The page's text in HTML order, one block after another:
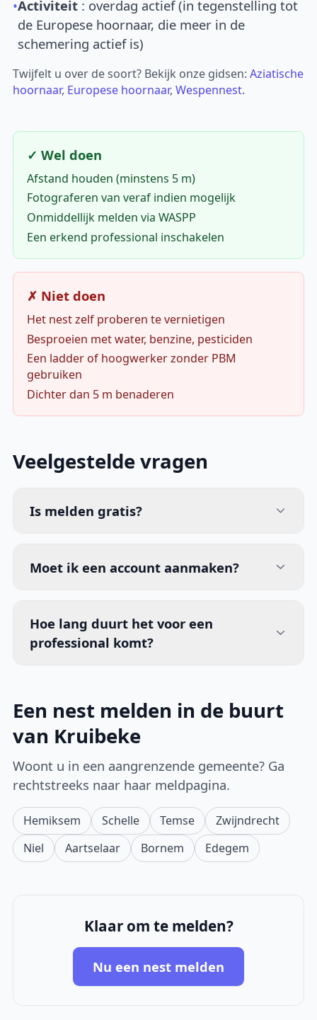
•Activiteit : overdag actief (in tegenstelling tot
de Europese hoornaar, die meer in de
schemering actief is)
Twijfelt u over de soort? Bekijk onze gidsen:Aziatische
hoornaar, Europese hoornaar,Wespennest.
✓ Wel doen
Afstand houden (minstens 5 m)
Fotograferen van veraf indien mogelijk
Onmiddellijk melden via WASPP
Een erkend professional inschakelen
✗ Niet doen
Het nest zelf proberen te vernietigen
Besproeien met water, benzine, pesticiden
Een ladder of hoogwerker zonder PBM
gebruiken
Dichter dan 5 m benaderen
Veelgestelde vragen
Is melden gratis?
Moet ik een account aanmaken?
Hoe lang duurt het voor een
professional komt?
Een nest melden in de buurt
van Kruibeke
Woont u in een aangrenzende gemeente? Ga
rechtstreeks naar haar meldpagina.
Hemiksem Schelle Temse
Zwijndrecht
Niel
Aartselaar Bornem Edegem
Klaar om te melden?
Nu een nest melden